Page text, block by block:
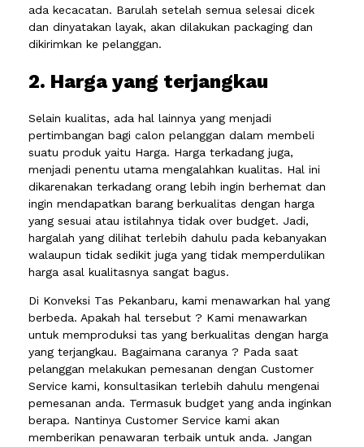
ada kecacatan. Barulah setelah semua selesai dicek
dan dinyatakan layak, akan dilakukan packaging dan
dikirimkan ke pelanggan.
2. Harga yang terjangkau
Selain kualitas, ada hal lainnya yang menjadi
pertimbangan bagi calon pelanggan dalam membeli
suatu produk yaitu Harga. Harga terkadang juga,
menjadi penentu utama mengalahkan kualitas. Hal ini
dikarenakan terkadang orang lebih ingin berhemat dan
ingin mendapatkan barang berkualitas dengan harga
yang sesuai atau istilahnya tidak over budget. Jadi,
hargalah yang dilihat terlebih dahulu pada kebanyakan
walaupun tidak sedikit juga yang tidak memperdulikan
harga asal kualitasnya sangat bagus.
Di Konveksi Tas Pekanbaru, kami menawarkan hal yang
berbeda. Apakah hal tersebut ? Kami menawarkan
untuk memproduksi tas yang berkualitas dengan harga
yang terjangkau. Bagaimana caranya ? Pada saat
pelanggan melakukan pemesanan dengan Customer
Service kami, konsultasikan terlebih dahulu mengenai
pemesanan anda. Termasuk budget yang anda inginkan
berapa. Nantinya Customer Service kami akan
memberikan penawaran terbaik untuk anda. Jangan